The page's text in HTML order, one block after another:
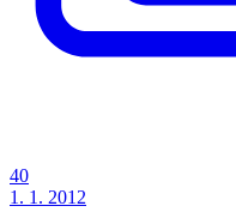
40
1. 1. 2012